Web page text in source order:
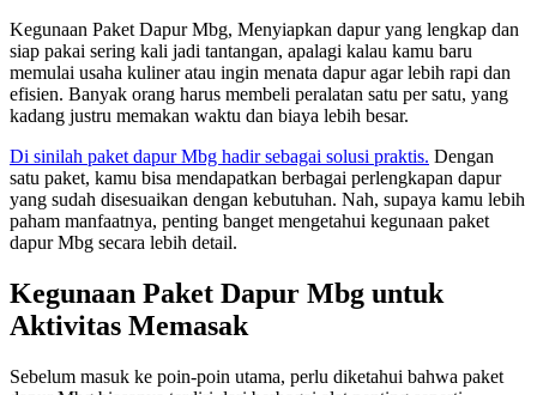
Kegunaan Paket Dapur Mbg, Menyiapkan dapur yang lengkap dan
siap pakai sering kali jadi tantangan, apalagi kalau kamu baru
memulai usaha kuliner atau ingin menata dapur agar lebih rapi dan
efisien. Banyak orang harus membeli peralatan satu per satu, yang
kadang justru memakan waktu dan biaya lebih besar.
Di sinilah paket dapur Mbg hadir sebagai solusi praktis. Dengan
satu paket, kamu bisa mendapatkan berbagai perlengkapan dapur
yang sudah disesuaikan dengan kebutuhan. Nah, supaya kamu lebih
paham manfaatnya, penting banget mengetahui kegunaan paket
dapur Mbg secara lebih detail.
Kegunaan Paket Dapur Mbg untuk
Aktivitas Memasak
Sebelum masuk ke poin-poin utama, perlu diketahui bahwa paket